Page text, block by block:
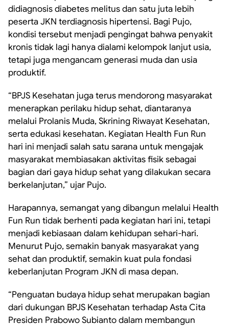
didiagnosis diabetes melitus dan satu juta lebih
peserta JKN terdiagnosis hipertensi. Bagi Pujo,
kondisi tersebut menjadi pengingat bahwa penyakit
kronis tidak lagi hanya dialami kelompok lanjut usia,
tetapi juga mengancam generasi muda dan usia
produktif.
“BPJS Kesehatan juga terus mendorong masyarakat
menerapkan perilaku hidup sehat, diantaranya
melalui Prolanis Muda, Skrining Riwayat Kesehatan,
serta edukasi kesehatan. Kegiatan Health Fun Run
hari ini menjadi salah satu sarana untuk mengajak
masyarakat membiasakan aktivitas fisik sebagai
bagian dari gaya hidup sehat yang dilakukan secara
berkelanjutan,” ujar Pujo.
Harapannya, semangat yang dibangun melalui Health
Fun Run tidak berhenti pada kegiatan hari ini, tetapi
menjadi kebiasaan dalam kehidupan sehari-hari.
Menurut Pujo, semakin banyak masyarakat yang
sehat dan produktif, semakin kuat pula fondasi
keberlanjutan Program JKN di masa depan.
“Penguatan budaya hidup sehat merupakan bagian
dari dukungan BPJS Kesehatan terhadap Asta Cita
Presiden Prabowo Subianto dalam membangun